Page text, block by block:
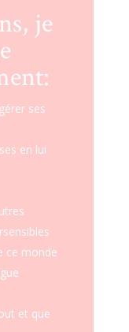
je
ses
en lui
ce monde
et que